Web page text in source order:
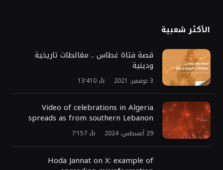
الأكثر شعبية
قصة فتاة غطاس .. مغالطات تاريخية
ودينية
3 نوفمبر، 2021 13٬410
Video of celebrations in Algeria
spreads as from southern Lebanon
29 أغسطس، 2024 7٬157
Hoda Jannat on X: example of